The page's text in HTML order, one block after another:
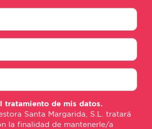
tratamiento de mis datos.
Santa Margarida, S.L. tratará
la finalidad de mantenerle/a